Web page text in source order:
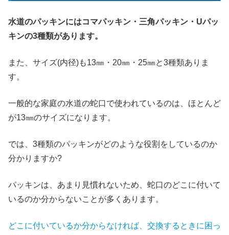
水道のパッキンにはコマパッキン・三角パッキン・Uパッ
キンの3種類があります。
また、サイズ(内径)も13㎜・20㎜・25㎜と3種類ありま
す。
一般的な家庭の水道の蛇口で使われているのは、ほとんど
が13㎜のサイズになります。
では、3種類のパッキンがどのような役割をしているのか
分かりますか?
パッキンは、あまり見慣れないため、蛇口のどこに付いて
いるのか分からないことが多くあります。
どこに付いているか分からなければ、交換するときに困っ